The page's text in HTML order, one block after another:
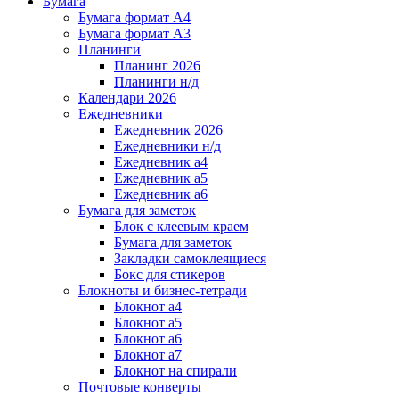
Бумага формат А4
Бумага формат А3
Планинги
Планинг 2026
Планинги н/д
Календари 2026
Ежедневники
Ежедневник 2026
Ежедневники н/д
Ежедневник а4
Ежедневник а5
Ежедневник а6
Бумага для заметок
Блок с клеевым краем
Бумага для заметок
Закладки самоклеящиеся
Бокс для стикеров
Блокноты и бизнес-тетради
Блокнот а4
Блокнот а5
Блокнот а6
Блокнот а7
Блокнот на спирали
Почтовые конверты